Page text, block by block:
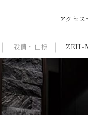
アクセス
設備・仕様 ZEH-